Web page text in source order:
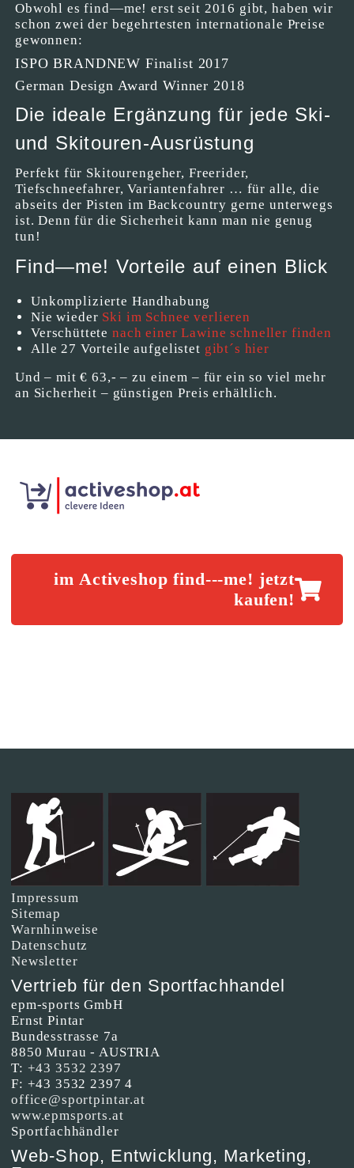
Obwohl es find—me! erst seit 2016 gibt, haben wir
schon zwei der begehrtesten internationale Preise
gewonnen:
ISPO BRANDNEW Finalist 2017
German Design Award Winner 2018
Die ideale Ergänzung für jede Ski-
und Skitouren-Ausrüstung
Perfekt für Skitourengeher, Freerider,
Tiefschneefahrer, Variantenfahrer … für alle, die
abseits der Pisten im Backcountry gerne unterwegs
ist. Denn für die Sicherheit kann man nie genug
tun!
Find—me! Vorteile auf einen Blick
Unkomplizierte Handhabung
Nie wieder Ski im Schnee verlieren
Verschüttetenach einer Lawine schneller finden
Alle 27 Vorteile aufgelistet gibt´s hier
Und – mit € 63,- – zu einem – für ein so viel mehr
an Sicherheit – günstigen Preis erhältlich.
im Activeshop find---me! jetzt
kaufen!
Impressum
Sitemap
Warnhinweise
Datenschutz
Newsletter
Vertrieb für den Sportfachhandel
epm-sports GmbH
Ernst Pintar
Bundesstrasse 7a
8850 Murau - AUSTRIA
T: +43 3532 2397
F: +43 3532 2397 4
office@sportpintar.at
www.epmsports.at
Sportfachhändler
Web-Shop, Entwicklung, Marketing,